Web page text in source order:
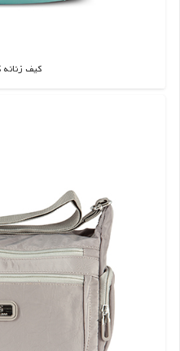
کیف زنانه کد